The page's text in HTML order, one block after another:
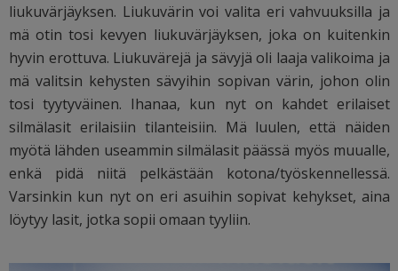
liukuvärjäyksen. Liukuvärin voi valita eri vahvuuksilla ja
mä otin tosi kevyen liukuvärjäyksen, joka on kuitenkin
hyvin erottuva. Liukuvärejä ja sävyjä oli laaja valikoima ja
mä valitsin kehysten sävyihin sopivan värin, johon olin
tosi tyytyväinen. Ihanaa, kun nyt on kahdet erilaiset
silmälasit erilaisiin tilanteisiin. Mä luulen, että näiden
myötä lähden useammin silmälasit päässä myös muualle,
enkä pidä niitä pelkästään kotona/työskennellessä.
Varsinkin kun nyt on eri asuihin sopivat kehykset, aina
löytyy lasit, jotka sopii omaan tyyliin.